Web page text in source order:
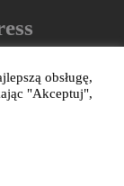
obsługę,
"Akceptuj",